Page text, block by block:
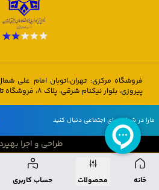
خانه محصولات حساب کاربری
فروشگاه مرکزی: تهران،اتوبان امام علی
پیروزی، بلوار نیکنام شرقی، پلاک 8، فروشگاه تایلیور
مارا در شبکه های اجتماعی دنبال کنید
طراحی و اجرا
طراحی و اجرا